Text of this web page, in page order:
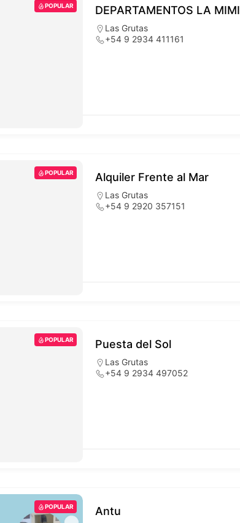
POPULAR DEPARTAMENTOS LA MIMI
Las Grutas
+54 9 2934 411161
POPULAR Alquiler Frente al Mar
Las Grutas
+54 9 2920 357151
POPULAR Puesta del Sol
Las Grutas
+54 9 2934 497052
POPULAR Antu